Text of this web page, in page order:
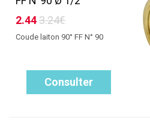
2.443.24€
Coude laiton 90° FF N° 90
Consulter